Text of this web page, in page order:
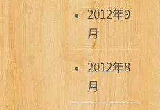
2012年9
月
2012年8
月